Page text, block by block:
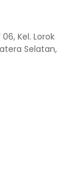
Kel. Lorok
Selatan,